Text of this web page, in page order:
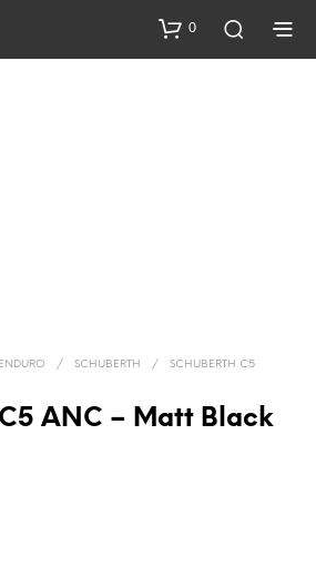
0
ENDURO / SCHUBERTH / SCHUBERTH C5
ANC – Matt Black